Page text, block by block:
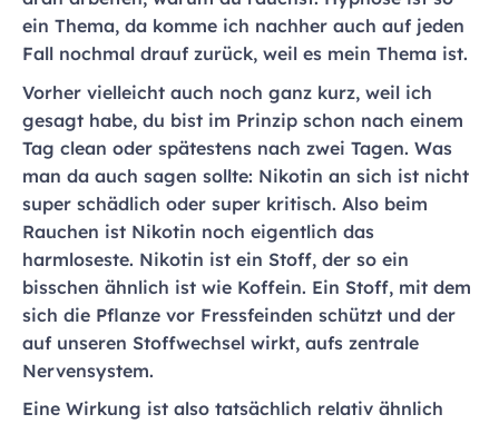
ein Thema, da komme ich nachher auch auf jeden
Fall nochmal drauf zurück, weil es mein Thema ist.
Vorher vielleicht auch noch ganz kurz, weil ich
gesagt habe, du bist im Prinzip schon nach einem
Tag clean oder spätestens nach zwei Tagen. Was
man da auch sagen sollte: Nikotin an sich ist nicht
super schädlich oder super kritisch. Also beim
Rauchen ist Nikotin noch eigentlich das
harmloseste. Nikotin ist ein Stoff, der so ein
bisschen ähnlich ist wie Koffein. Ein Stoff, mit dem
sich die Pflanze vor Fressfeinden schützt und der
auf unseren Stoffwechsel wirkt, aufs zentrale
Nervensystem.
Eine Wirkung ist also tatsächlich relativ ähnlich